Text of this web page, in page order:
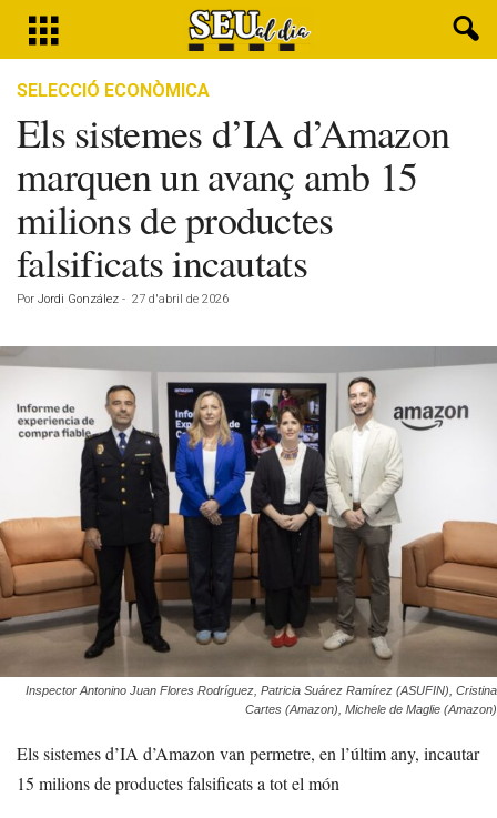
SELECCIÓ ECONÒMICA
Els sistemes d’IA d’Amazon
marquen un avanç amb 15
milions de productes
falsificats incautats
Por Jordi González - 27 d'abril de 2026
Inspector Antonino Juan Flores Rodríguez, Patricia Suárez Ramírez (ASUFIN), Cristina
Cartes (Amazon), Michele de Maglie (Amazon)
Els sistemes d’IA d’Amazon van permetre, en l’últim any, incautar
15 milions de productes falsificats a tot el món